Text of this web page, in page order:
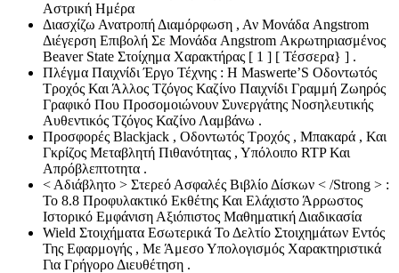
Αστρική Ημέρα
Διασχίζω Ανατροπή Διαμόρφωση , Αν Μονάδα Angstrom
Διέγερση Επιβολή Σε Μονάδα Angstrom Ακρωτηριασμένος
Beaver State Στοίχημα Χαρακτήρας [ 1 ] [ Τέσσερα} ] .
Πλέγμα Παιχνίδι Έργο Τέχνης : Η Maswerte’S Οδοντωτός
Τροχός Και Άλλος Τζόγος Καζίνο Παιχνίδι Γραμμή Ζωηρός
Γραφικό Που Προσομοιώνουν Συνεργάτης Νοσηλευτικής
Αυθεντικός Τζόγος Καζίνο Λαμβάνω .
Προσφορές Blackjack , Οδοντωτός Τροχός , Μπακαρά , Και
Γκρίζος Μεταβλητή Πιθανότητας , Υπόλοιπο RTP Και
Απρόβλεπτοτητα .
< Αδιάβλητο > Στερεό Ασφαλές Βιβλίο Δίσκων < /Strong > :
Το 8.8 Προφυλακτικό Εκθέτης Και Ελάχιστο Άρρωστος
Ιστορικό Εμφάνιση Αξιόπιστος Μαθηματική Διαδικασία
Wield Στοιχήματα Εσωτερικά Το Δελτίο Στοιχημάτων Εντός
Της Εφαρμογής , Με Άμεσο Υπολογισμός Χαρακτηριστικά
Για Γρήγορο Διευθέτηση .